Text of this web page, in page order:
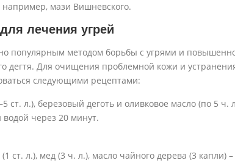
например, мази Вишневского.
лечения угрей
популярным методом борьбы с угрями и
дегтя. Для очищения проблемной кожи и
следующими рецептами:
ст. л.), березовый деготь и оливковое масло (по 5 ч.
водой через 20 минут.
(1 ст. л.), мед (3 ч. л.), масло чайного дерева (3 капли)